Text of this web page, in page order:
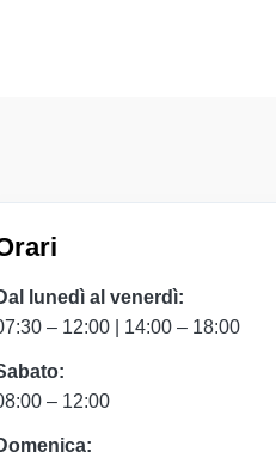
lunedì al venerdì:
– 12:00 | 14:00 – 18:00
– 12:00